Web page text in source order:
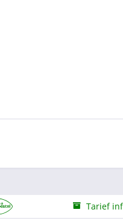
Tarief